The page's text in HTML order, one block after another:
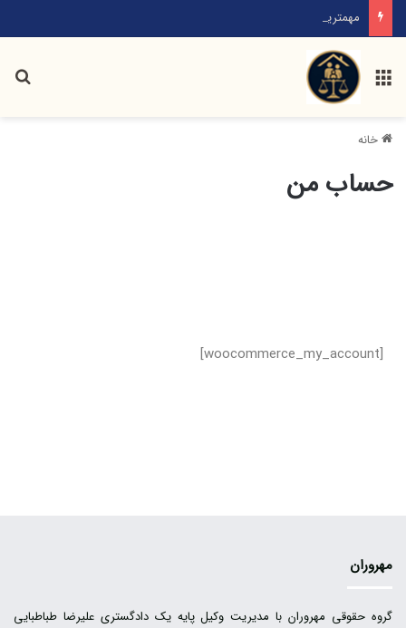
مهمترین دعاوی خانوادگی ناشی از ازدواج کدامند؟
خانه
حساب من
[woocommerce_my_account]
مهروران
گروه حقوقی مهروران با مدیریت وکیل پایه یک دادگستری علیرضا طباطبایی